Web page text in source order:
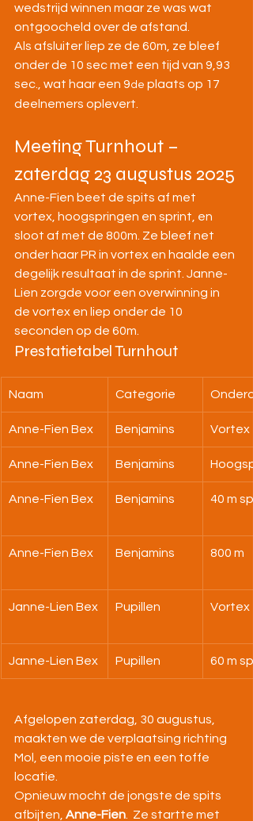
wedstrijd winnen maar ze was wat
ontgoocheld over de afstand.
Als afsluiter liep ze de 60m, ze bleef
onder de 10 sec met een tijd van 9,93
sec., wat haar een 9de plaats op 17
deelnemers oplevert.
Meeting Turnhout –
zaterdag 23 augustus 2025
Anne-Fien beet de spits af met
vortex, hoogspringen en sprint, en
sloot af met de 800m. Ze bleef net
onder haar PR in vortex en haalde een
degelijk resultaat in de sprint. Janne-
Lien zorgde voor een overwinning in
de vortex en liep onder de 10
seconden op de 60m.
Prestatietabel Turnhout
Naam Categorie
Anne-Fien Bex Benjamins Vortex
Anne-Fien Bex Benjamins
Anne-Fien Bex Benjamins 40 m
Anne-Fien Bex Benjamins 800 m
Janne-Lien Bex Pupillen Vortex
Janne-Lien Bex Pupillen 60 m
Afgelopen zaterdag, 30 augustus,
maakten we de verplaatsing richting
Mol, een mooie piste en een toffe
locatie.
Opnieuw mocht de jongste de spits
afbijten, Anne-Fien .  Ze startte met